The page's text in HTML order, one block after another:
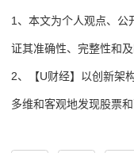
1、本文为个人观点、公
证其准确性、完整性和
2、【U财经】以创新架
多维和客观地发现股票和